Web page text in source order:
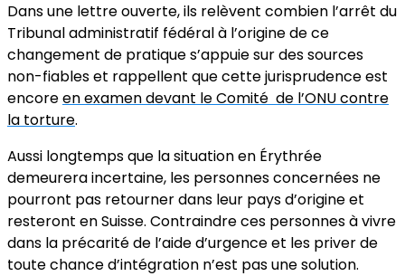
Dans une lettre ouverte, ils relèvent combien l’arrêt du
Tribunal administratif fédéral à l’origine de ce
changement de pratique s’appuie sur des sources
non-fiables et rappellent que cette jurisprudence est
encoreen examen devant le Comité de l’ONU contre
la torture.
Aussi longtemps que la situation en Érythrée
demeurera incertaine, les personnes concernées ne
pourront pas retourner dans leur pays d’origine et
resteront en Suisse. Contraindre ces personnes à vivre
dans la précarité de l’aide d’urgence et les priver de
toute chance d’intégration n’est pas une solution.